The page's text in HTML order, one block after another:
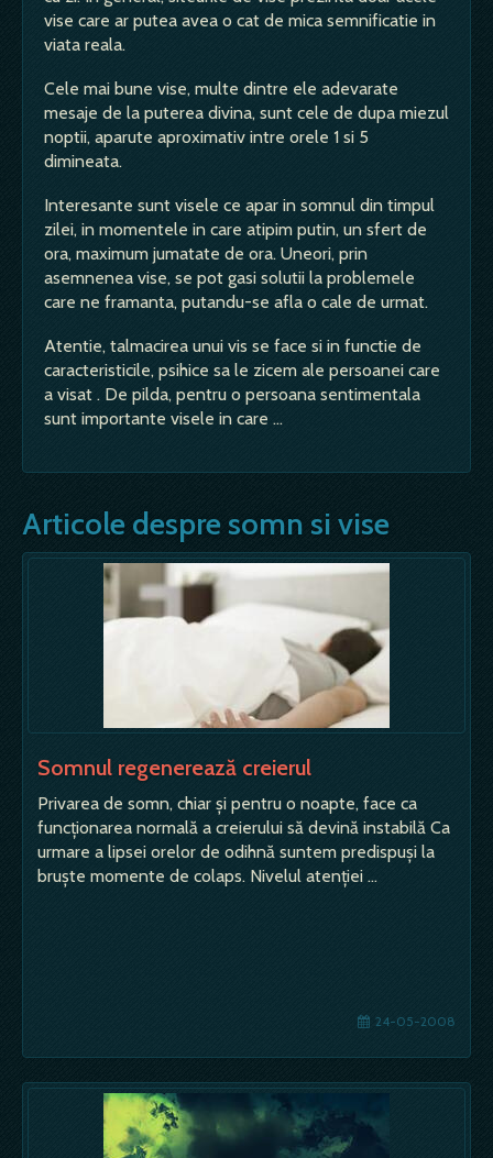
vise care ar putea avea o cat de mica semnificatie in
viata reala.
Cele mai bune vise, multe dintre ele adevarate
mesaje de la puterea divina, sunt cele de dupa miezul
noptii, aparute aproximativ intre orele 1 si 5
dimineata.
Interesante sunt visele ce apar in somnul din timpul
zilei, in momentele in care atipim putin, un sfert de
ora, maximum jumatate de ora. Uneori, prin
asemnenea vise, se pot gasi solutii la problemele
care ne framanta, putandu-se afla o cale de urmat.
Atentie, talmacirea unui vis se face si in functie de
caracteristicile, psihice sa le zicem ale persoanei care
a visat . De pilda, pentru o persoana sentimentala
sunt importante visele in care ...
Articole despre somn si vise
Somnul regenerează creierul
Privarea de somn, chiar şi pentru o noapte, face ca
funcţionarea normală a creierului să devină instabilă Ca
urmare a lipsei orelor de odihnă suntem predispuşi la
bruşte momente de colaps. Nivelul atenţiei …
24-05-2008